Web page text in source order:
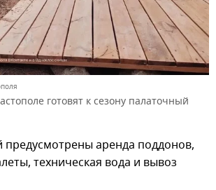
готовят к сезону палаточный
предусмотрены аренда поддонов,
техническая вода и вывоз